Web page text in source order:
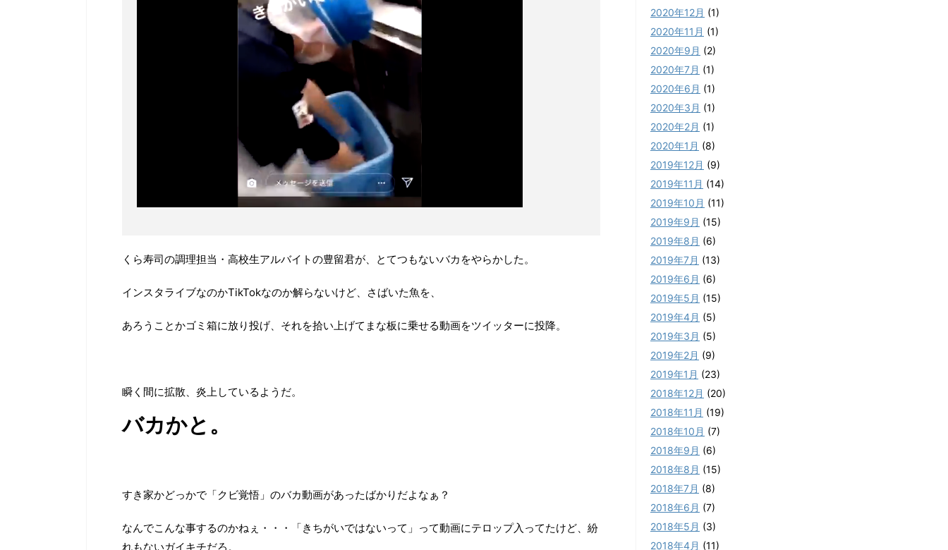
くら寿司の調理担当・高校生アルバイトの豊留君が、とてつもないバカをやらかした。
インスタライブなのかTikTokなのか解らないけど、さばいた魚を、
あろうことかゴミ箱に放り投げ、それを拾い上げてまな板に乗せる動画をツイッターに投降。
瞬く間に拡散、炎上しているようだ。
バカかと。
すき家かどっかで「クビ覚悟」のバカ動画があったばかりだよなぁ？
なんでこんな事するのかねぇ・・・「きちがいではないって」って動画にテロップ入ってたけど、紛
れもないガイキチだろ。
2020年12月 (1)
2020年11月 (1)
2020年9月 (2)
2020年7月 (1)
2020年6月 (1)
2020年3月 (1)
2020年2月 (1)
2020年1月 (8)
2019年12月 (9)
2019年11月 (14)
2019年10月 (11)
2019年9月 (15)
2019年8月 (6)
2019年7月 (13)
2019年6月 (6)
2019年5月 (15)
2019年4月 (5)
2019年3月 (5)
2019年2月 (9)
2019年1月 (23)
2018年12月 (20)
2018年11月 (19)
2018年10月 (7)
2018年9月 (6)
2018年8月 (15)
2018年7月 (8)
2018年6月 (7)
2018年5月 (3)
2018年4月 (11)